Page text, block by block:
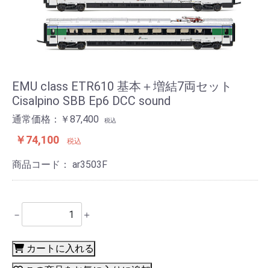
EMU class ETR610 基本＋増結7両セット
Cisalpino SBB Ep6 DCC sound
通常価格：￥87,400 税込
￥74,100 税込
商品コード： ar3503F
－ ＋
カートに入れる